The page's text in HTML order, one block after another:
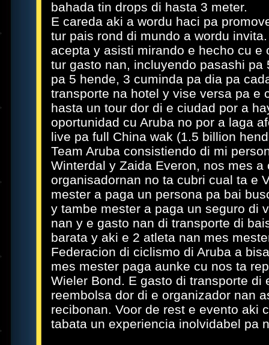
bahada tin drops di hasta 3 meter.
E careda aki a wordu haci pa
tur pais rond di mundo a wordu
acepta y asisti mirando e hecho cu e
tur gasto nan, incluyendo pasashi
pa 5 hende, 3 cuminda pa dia pa
transporte na hotel y vise versa pa e
hasta un tour dor di e ciudad por a
oportunidad cu Aruba no por a laga
live pa full China wak (1.5 billion
Team Aruba consistiendo di mi
Winterdal y Zaida Everon, nos mes
organisadornan no ta cubri cual ta e
mester a paga un persona pa bai
y tambe mester a paga un seguro di
nan y e gasto nan di transporte di
barata y aki e 2 atleta nan mes
Federacion di ciclismo di Aruba a
mes mester paga aunke cu nos ta
Wieler Bond. E gasto di transporte di
reembolsa dor di e organizador nan
recibonan. Voor de rest e evento aki
tabata un experiencia inolvidabel pa